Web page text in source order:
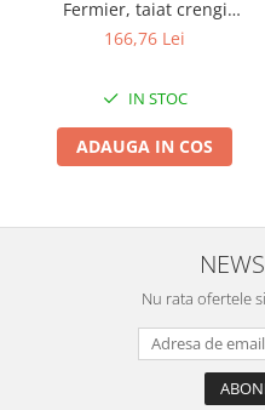
Pentru Casa si Camping
Aragaze, plite, piese butelii de
Accesorii aragaze & butelii
Gratare
Prelungitoare & cabluri
Fermier, taiat crengi
26mm*9T
166,76 Lei
IN STOC
ADAUGA IN COS
Nu rata ofertele